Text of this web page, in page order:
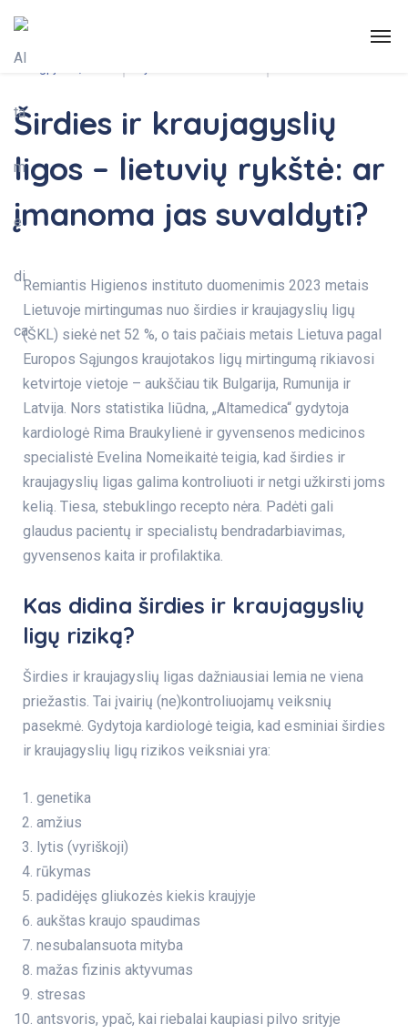
Širdies ir kraujagyslių
ligos – lietuvių rykštė: ar
įmanoma jas suvaldyti?
Remiantis Higienos instituto duomenimis 2023 metais
Lietuvoje mirtingumas nuo širdies ir kraujagyslių ligų
(ŠKL) siekė net 52 %, o tais pačiais metais Lietuva pagal
Europos Sąjungos kraujotakos ligų mirtingumą rikiavosi
ketvirtoje vietoje – aukščiau tik Bulgarija, Rumunija ir
Latvija. Nors statistika liūdna, „Altamedica“ gydytoja
kardiologė Rima Braukylienė ir gyvensenos medicinos
specialistė Evelina Nomeikaitė teigia, kad širdies ir
kraujagyslių ligas galima kontroliuoti ir netgi užkirsti joms
kelią. Tiesa, stebuklingo recepto nėra. Padėti gali
glaudus pacientų ir specialistų bendradarbiavimas,
gyvensenos kaita ir profilaktika.
Kas didina širdies ir kraujagyslių
ligų riziką?
Širdies ir kraujagyslių ligas dažniausiai lemia ne viena
priežastis. Tai įvairių (ne)kontroliuojamų veiksnių
pasekmė. Gydytoja kardiologė teigia, kad esminiai širdies
ir kraujagyslių ligų rizikos veiksniai yra:
genetika
amžius
lytis (vyriškoji)
rūkymas
padidėjęs gliukozės kiekis kraujyje
aukštas kraujo spaudimas
nesubalansuota mityba
mažas fizinis aktyvumas
stresas
antsvoris, ypač, kai riebalai kaupiasi pilvo srityje